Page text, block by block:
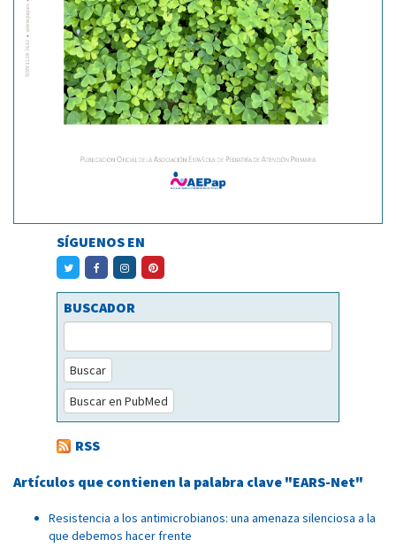
SÍGUENOS EN
BUSCADOR
Buscar
Buscar en PubMed
RSS
Artículos que contienen la palabra clave "EARS-Net"
Resistencia a los antimicrobianos: una amenaza silenciosa a la
que debemos hacer frente